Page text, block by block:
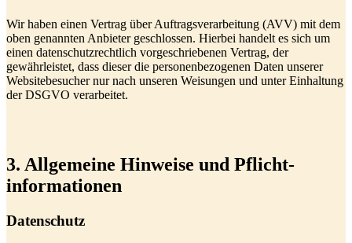
Wir haben einen Vertrag über Auftragsverarbeitung (AVV) mit dem
oben genannten Anbieter geschlossen. Hierbei handelt es sich um
einen datenschutzrechtlich vorgeschriebenen Vertrag, der
gewährleistet, dass dieser die personenbezogenen Daten unserer
Websitebesucher nur nach unseren Weisungen und unter Einhaltung
der DSGVO verarbeitet.
3. Allgemeine Hinweise und Pflicht­
informationen
Datenschutz